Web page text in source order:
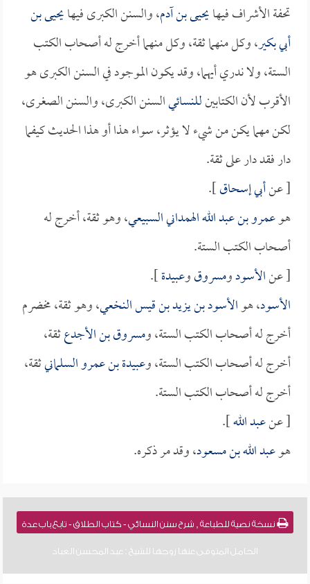
تحفة الأشراف فيهايحيى بن آدم، والسنن الكبرى فيهايحيى بن
أبي بكير، وكل منهما ثقة، وكل منهما أخرج له أصحاب الكتب
الستة، ولا ندري أيهما، وقد يكون الموجود في السنن الكبرى هو
الأقرب لأن الكتابينللنسائيالسنن الكبرى، والسنن الصغرى،
لكن مهما يكن من شيء لا يؤثر، سواء هذا أو هذا الحديث كيفما
دار فقد دار على ثقة.
[ عنأبي إسحاق].
هوعمرو بن عبد الله الهمداني السبيعي، وهو ثقة، أخرج له
أصحاب الكتب الستة.
[ عنالأسودومسروقوعبيدة].
الأسود، هوالأسود بن يزيد بن قيس النخعي، وهو ثقة، مخضرم
أخرج له أصحاب الكتب الستة، ومسروق بن الأجدعثقة،
أخرج له أصحاب الكتب الستة، وعبيدة بن عمرو السلمانيثقة،
أخرج له أصحاب الكتب الستة.
[ عنعبد الله].
هوعبد الله بن مسعود، وقد مر ذكره.
نسخة نصية للطباعة , شرح سنن النسائي - كتاب الطلاق - تابع باب عدة
الحامل المتوفى عنها زوجها للشيخ : عبد المحسن العباد